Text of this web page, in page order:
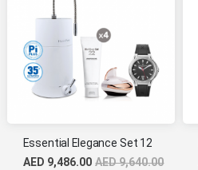
Essential Elegance Set 12
AED 9,640.00
AED 9,486.00